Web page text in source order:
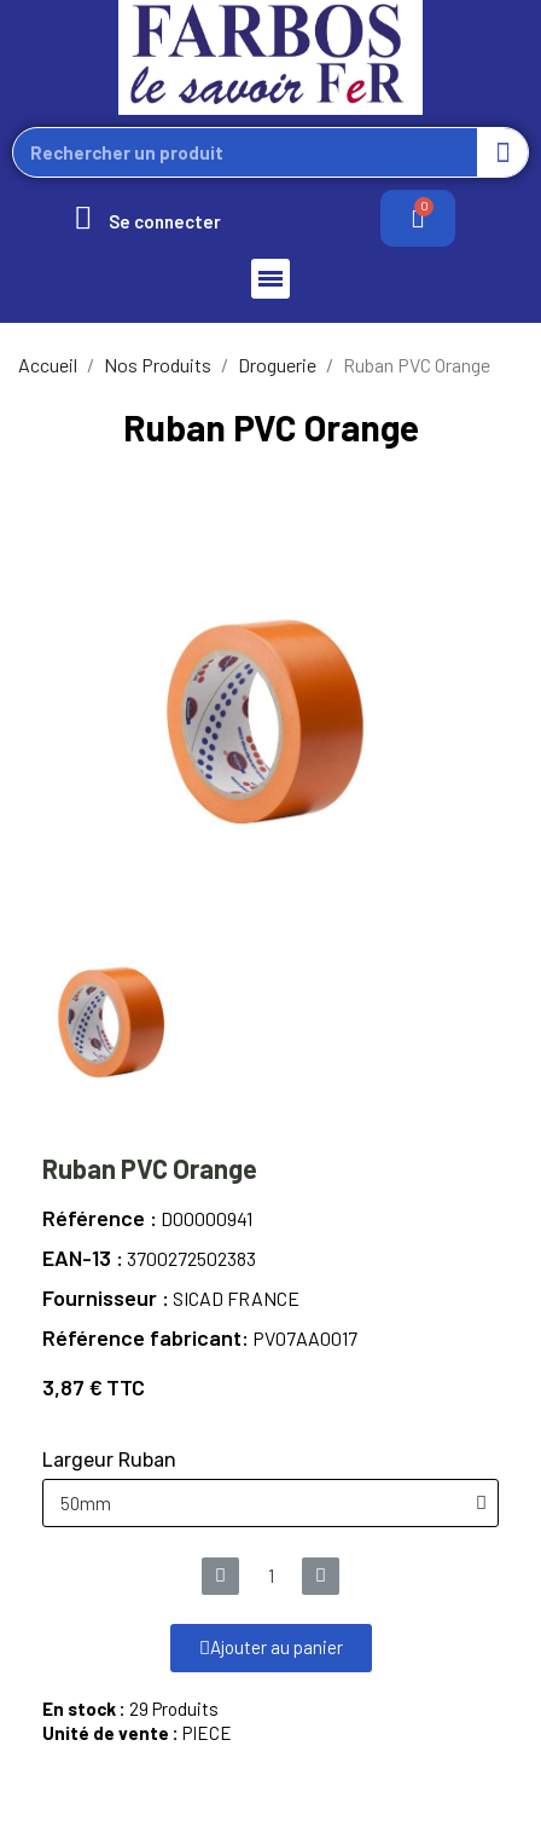
Se connecter
Accueil Nos Produits Droguerie Ruban PVC Orange
Ruban PVC Orange
Ruban PVC Orange
Référence D00000941
EAN-13 3700272502383
Fournisseur SICAD FRANCE
Référence fabricant PV07AA0017
3,87 € TTC
Largeur Ruban
Ajouter au panier
En stock : 29 Produits
Unité de vente : PIECE